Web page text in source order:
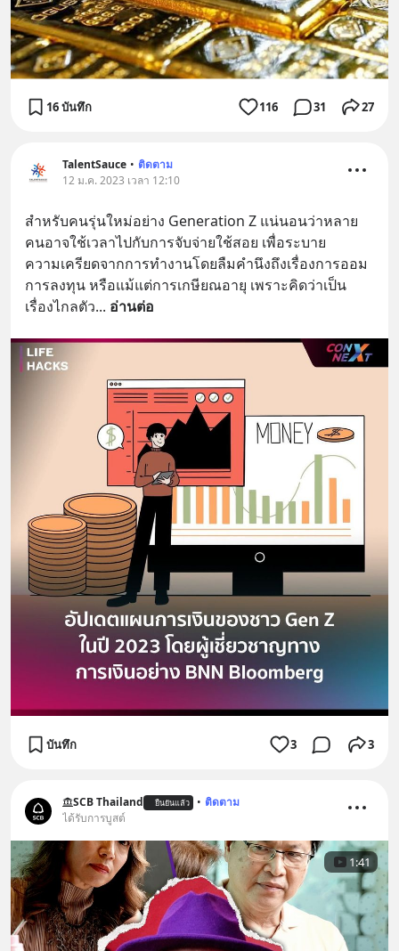
16 บันทึก 116 31 27
TalentSauce • ติดตาม
12 ม.ค. 2023 เวลา 12:10
สำหรับคนรุ่นใหม่อย่าง Generation Z แน่นอนว่าหลาย
คนอาจใช้เวลาไปกับการจับจ่ายใช้สอย เพื่อระบาย
ความเครียดจากการทำงานโดยลืมคำนึงถึงเรื่องการออม
การลงทุน หรือแม้แต่การเกษียณอายุ เพราะคิดว่าเป็น
เรื่องไกลตัว... อ่านต่อ
บันทึก 3 3
SCB Thailand ยืนยันแล้ว • ติดตาม
ได้รับการบูสต์
1:41